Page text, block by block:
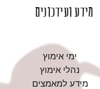
מידע ועידכונים
ימי אימוץ
נהלי אימוץ
מידע למאמצים